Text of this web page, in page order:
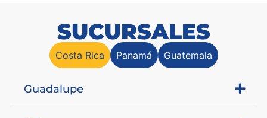
SUCURSALES
Costa Rica Panamá Guatemala
Guadalupe